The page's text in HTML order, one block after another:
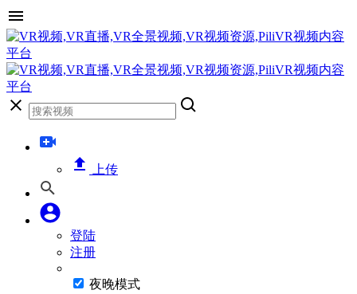
上传
登陆
注册
夜晚模式